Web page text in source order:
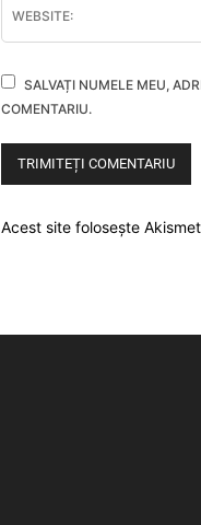
SALVAȚI NUMELE MEU,
COMENTARIU.
Acest site folosește